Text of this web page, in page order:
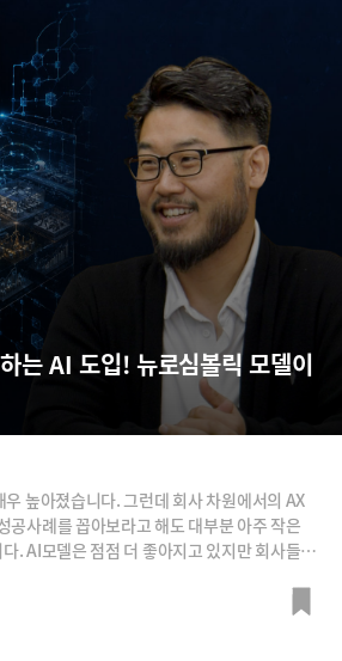
는 AI 도입! 뉴로심볼릭 모델이
높아졌습니다. 그런데 회사 차원에서의 AX
공사례를 꼽아보라고 해도 대부분 아주 작은
. AI모델은 점점 더 좋아지고 있지만 회사들의
월드모델'이 필요하다고 합니다. 로봇에게만